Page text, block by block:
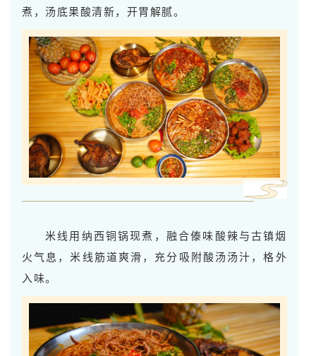
煮，汤底果酸清新，开胃解腻。
米线用纳西铜锅现煮，融合傣味酸辣与古镇烟
火气息，米线筋道爽滑，充分吸附酸汤汤汁，格外
入味。